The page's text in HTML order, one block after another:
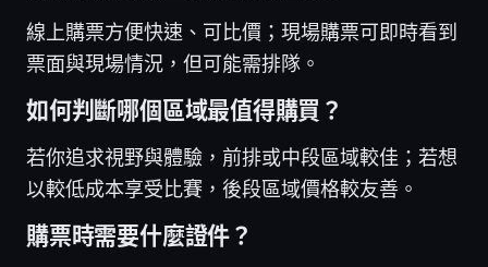
線上購票方便快速、可比價；現場購票可即時看到
票面與現場情況，但可能需排隊。
如何判斷哪個區域最值得購買？
若你追求視野與體驗，前排或中段區域較佳；若想
以較低成本享受比賽，後段區域價格較友善。
購票時需要什麼證件？